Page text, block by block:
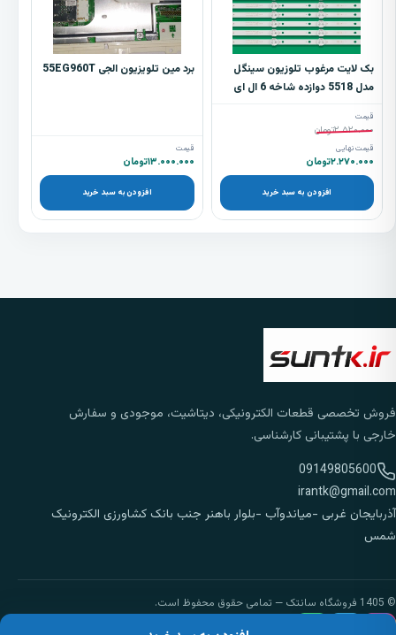
بک لایت مرغوب تلوزیون سینگل
مدل 5518 دوازده شاخه 6 ال ای
قیمت
۲.۵۲۰.۰۰۰تومان
قیمت نهایی
۲.۲۷۰.۰۰۰تومان
افزودن به سبد خرید
برد مین تلویزیون الجی 55EG960T
قیمت
۱۳.۰۰۰.۰۰۰تومان
افزودن به سبد خرید
فروش تخصصی قطعات الکترونیکی، دیتاشیت، موجودی و سفارش
خارجی با پشتیبانی کارشناسی.
09149805600
irantk@gmail.com
آذربایجان غربی -میاندوآب -بلوار باهنر جنب بانک کشاورزی الکترونیک
شمس
© 1405 فروشگاه سانتک — تمامی حقوق محفوظ است.